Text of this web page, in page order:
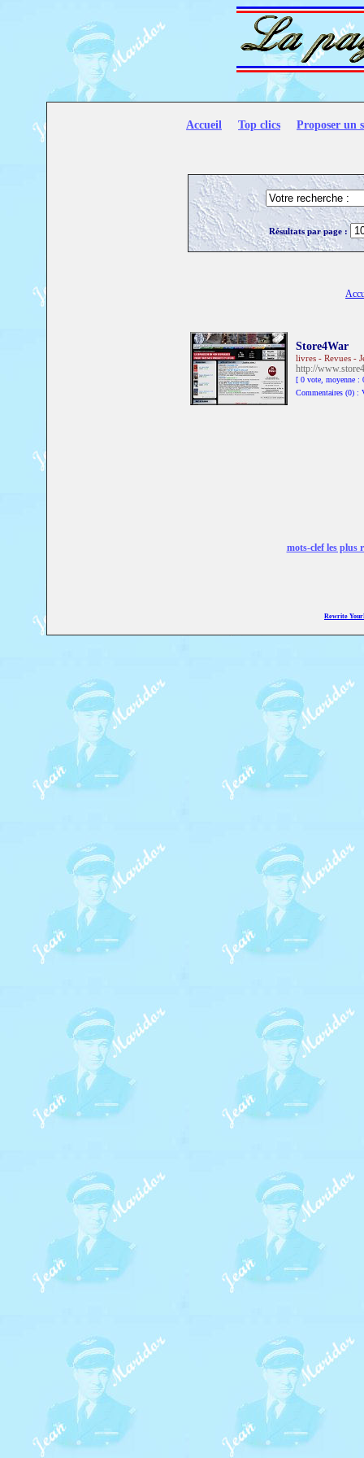
Accueil Top clics Proposer un
Résultats par page :
Store4War
livres - Revues -
http://
[ 0 vote,
Commentaires (0) :
mots-clef les plus
Rewrite